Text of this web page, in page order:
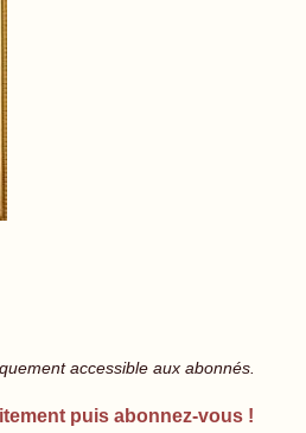
accessible aux abonnés.
puis abonnez-vous !